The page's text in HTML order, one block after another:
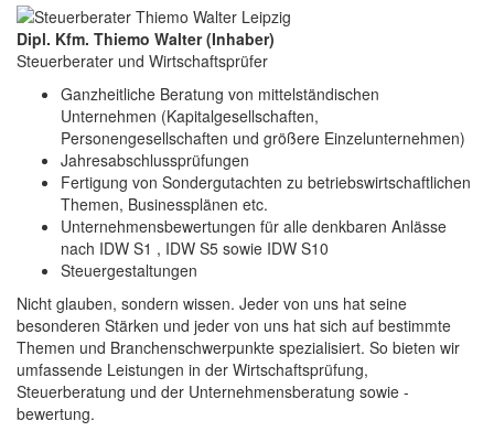
Dipl. Kfm. Thiemo Walter (Inhaber)
Steuerberater und Wirtschaftsprüfer
Ganzheitliche Beratung von mittelständischen
Unternehmen (Kapitalgesellschaften,
Personengesellschaften und größere Einzelunternehmen)
Jahresabschlussprüfungen
Fertigung von Sondergutachten zu betriebswirtschaftlichen
Themen, Businessplänen etc.
Unternehmensbewertungen für alle denkbaren Anlässe
nach IDW S1 , IDW S5 sowie IDW S10
Steuergestaltungen
Nicht glauben, sondern wissen. Jeder von uns hat seine
besonderen Stärken und jeder von uns hat sich auf bestimmte
Themen und Branchenschwerpunkte spezialisiert. So bieten wir
umfassende Leistungen in der Wirtschaftsprüfung,
Steuerberatung und der Unternehmensberatung sowie -
bewertung.